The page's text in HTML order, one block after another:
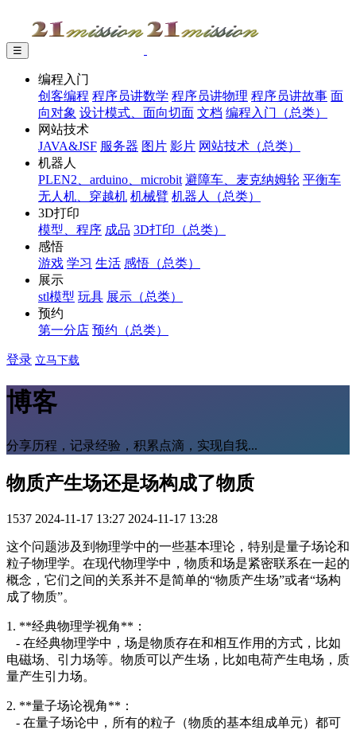
☰
编程入门
创客编程 程序员讲数学 程序员讲物理 程序员讲故事 面
向对象 设计模式、面向切面 文档 编程入门（总类）
网站技术
JAVA&JSF 服务器 图片 影片 网站技术（总类）
机器人
PLEN2、arduino、microbit 避障车、麦克纳姆轮 平衡车
无人机、穿越机 机械臂 机器人（总类）
3D打印
模型、程序 成品 3D打印（总类）
感悟
游戏 学习 生活 感悟（总类）
展示
stl模型 玩具 展示（总类）
预约
第一分店 预约（总类）
登录 立马下载
博客
分享历程，记录经验，积累点滴，实现自我...
物质产生场还是场构成了物质
1537 2024-11-17 13:27 2024-11-17 13:28
这个问题涉及到物理学中的一些基本理论，特别是量子场论和
粒子物理学。在现代物理学中，物质和场是紧密联系在一起的
概念，它们之间的关系并不是简单的“物质产生场”或者“场构
成了物质”。
1. **经典物理学视角**：
- 在经典物理学中，场是物质存在和相互作用的方式，比如
电磁场、引力场等。物质可以产生场，比如电荷产生电场，质
量产生引力场。
2. **量子场论视角**：
- 在量子场论中，所有的粒子（物质的基本组成单元）都可